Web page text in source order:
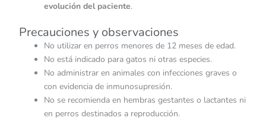
evolución del paciente.
Precauciones y observaciones
No utilizar en perros menores de 12 meses de edad.
No está indicado para gatos ni otras especies.
No administrar en animales con infecciones graves o
con evidencia de inmunosupresión.
No se recomienda en hembras gestantes o lactantes ni
en perros destinados a reproducción.